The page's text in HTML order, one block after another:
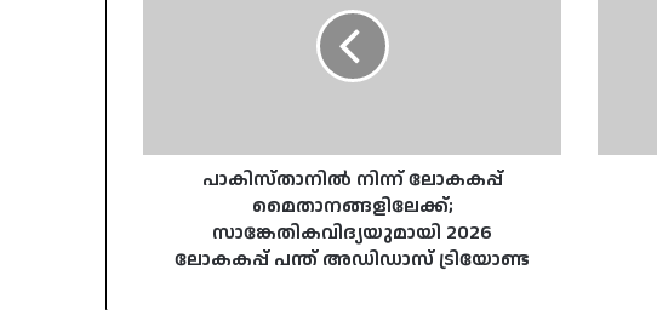
സാങ്കേതികവിദ്യയുമായി
അഡിഡാസ്
ട്രിയോണ്ടപാകിസ്താനിൽ നിന്ന് ലോകകപ്പ്
മൈതാനങ്ങളിലേക്ക്;
സാങ്കേതികവിദ്യയുമായി 2026
ലോകകപ്പ് പന്ത് അഡിഡാസ് ട്രിയോണ്ട